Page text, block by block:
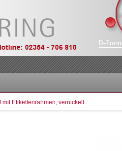
mit Etikettenrahmen, vernickelt